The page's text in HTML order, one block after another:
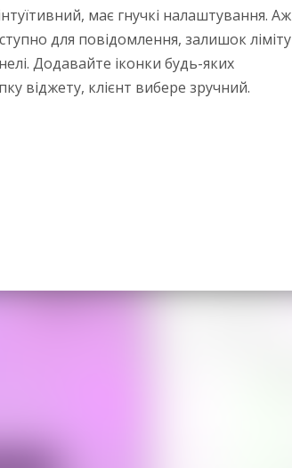
має гнучкі налаштування. Аж
для повідомлення, залишок ліміту
Додавайте іконки будь-яких
віджету, клієнт вибере зручний.